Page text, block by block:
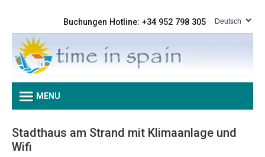
Buchungen Hotline: +34 952 798 305
MENU
Stadthaus am Strand mit Klimaanlage und
Wifi